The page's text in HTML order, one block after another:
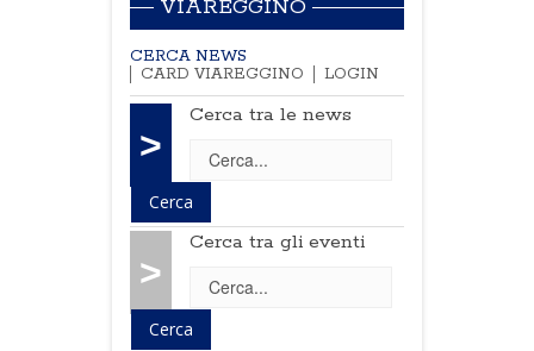
VIAREGGINO
CERCA NEWS
CARD VIAREGGINO
LOGIN
>
Cerca tra le news
>
Cerca tra gli eventi